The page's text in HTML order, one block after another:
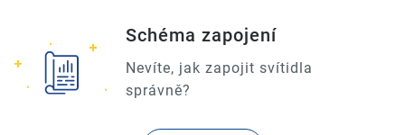
Schéma zapojení
Nevíte, jak zapojit svítidla
správně?